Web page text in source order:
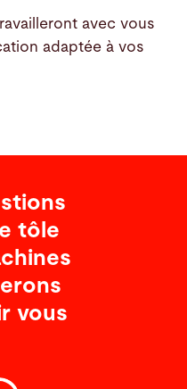
avec vous
adaptée à vos
tôle
vous